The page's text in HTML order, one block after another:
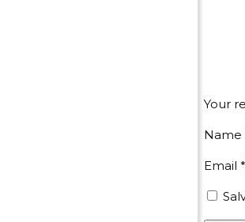
Your
Name
Email *